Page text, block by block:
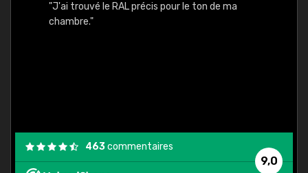
"J'ai trouvé le RAL précis pour le ton de ma
chambre."
9,0
463commentaires